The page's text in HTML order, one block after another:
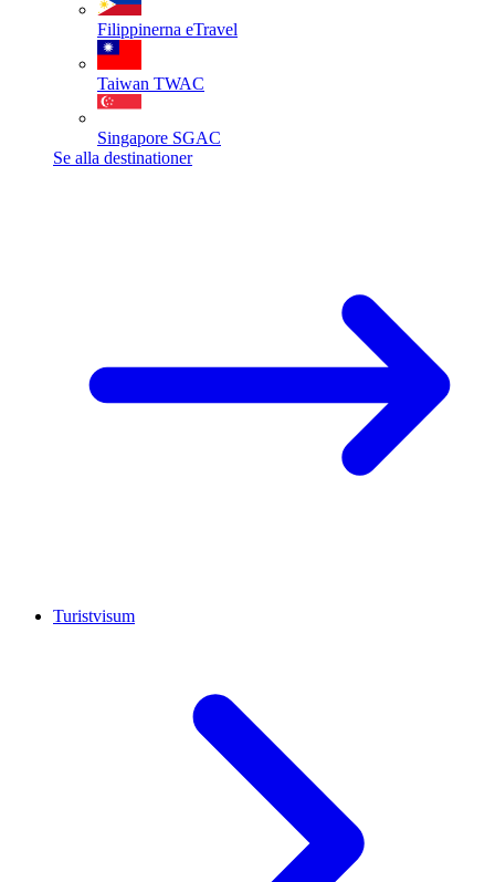
Filippinerna eTravel
Taiwan TWAC
Singapore SGAC
Se alla destinationer
Turistvisum